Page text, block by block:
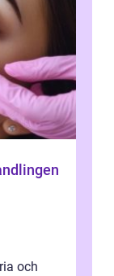
och